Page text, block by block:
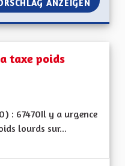
ANZEIGEN DEUX
taxe poids
: 67470Il y a urgence
lourds sur...